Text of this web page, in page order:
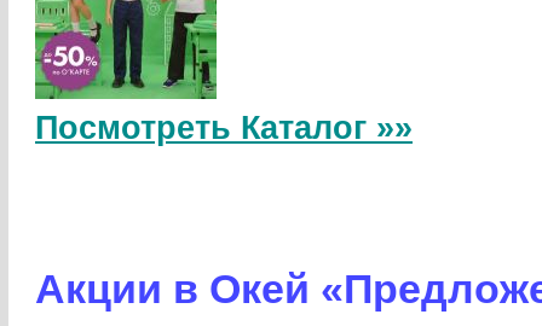
Посмотреть Каталог »»
Акции в Окей